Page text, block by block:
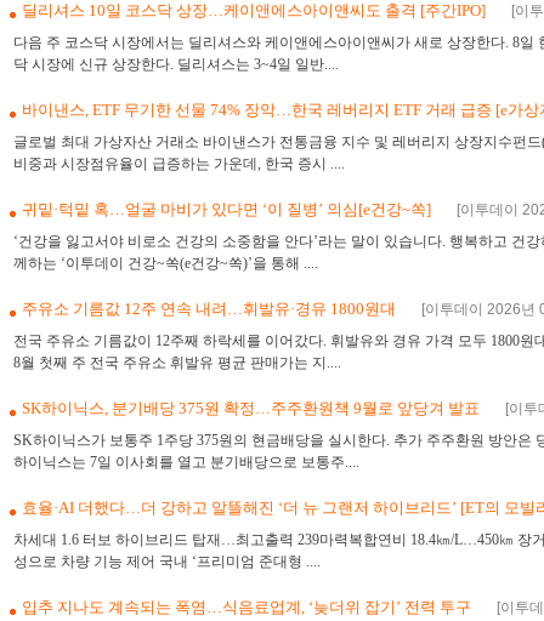
딜리셔스 10일 코스닥 상장…케이앤에스아이앤씨도 출격 [주간IPO]
[이
다음 주 코스닥 시장에서는 딜리셔스와 케이앤에스아이앤씨가 새로 상장한다. 8
닥 시장에 신규 상장한다. 딜리셔스는 3~4일 일반....
바이낸스, ETF 무기한 선물 74% 장악…한국 레버리지 ETF 거래 급증 [e가
글로벌 최대 가상자산 거래소 바이낸스가 전통금융 지수 및 레버리지 상장지수펀
비중과 시장점유율이 급증하는 가운데, 한국 증시 ....
귀밑·턱밑 혹…얼굴 마비가 있다면 ‘이 질병’ 의심[e건강~쏙]
[이투데이
‘건강을 잃고서야 비로소 건강의 소중함을 안다’라는 말이 있습니다. 행복하고 건
께하는 ‘이투데이 건강~쏙(e건강~쏙)’을 통해 ....
주유소 기름값 12주 연속 내려…휘발유·경유 1800원대
[이투데이 2026년
전국 주유소 기름값이 12주째 하락세를 이어갔다. 휘발유와 경유 가격 모두 1800
8월 첫째 주 전국 주유소 휘발유 평균 판매가는 지....
SK하이닉스, 분기배당 375원 확정…주주환원책 9월로 앞당겨 발표
[이투
SK하이닉스가 보통주 1주당 375원의 현금배당을 실시한다. 추가 주주환원 방안
하이닉스는 7일 이사회를 열고 분기배당으로 보통주....
효율·AI 더했다…더 강하고 알뜰해진 ‘더 뉴 그랜저 하이브리드’ [ET의 모빌
차세대 1.6 터보 하이브리드 탑재…최고출력 239마력복합연비 18.4㎞/L…450㎞ 장
성으로 차량 기능 제어 국내 ‘프리미엄 준대형 ....
입추 지나도 계속되는 폭염…식음료업계, ‘늦더위 잡기’ 전력 투구
[이투